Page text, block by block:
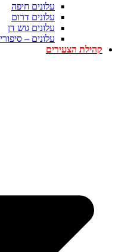
עלונים חיפה
עלונים דרום
עלונים גוש דן
עלונים –
קהילת הצעירים